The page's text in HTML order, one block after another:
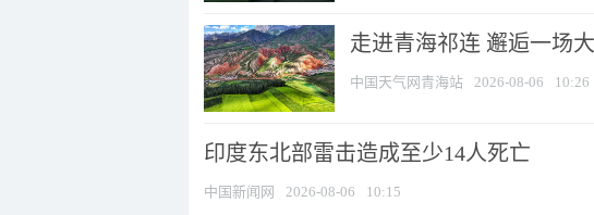
走进青海祁连 邂逅一场
中国天气网青海站 2026-08-06 10:26
印度东北部雷击造成至少14人死亡
中国新闻网 2026-08-06 10:15